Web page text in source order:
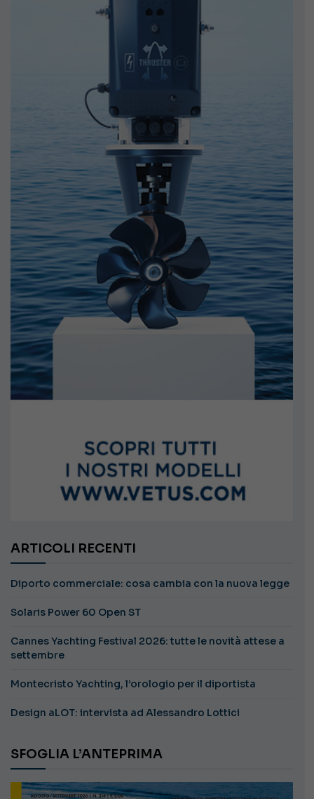
ARTICOLI RECENTI
Diporto commerciale: cosa cambia con la nuova legge
Solaris Power 60 Open ST
Cannes Yachting Festival 2026: tutte le novità attese a
settembre
Montecristo Yachting, l’orologio per il diportista
Design aLOT: intervista ad Alessandro Lottici
SFOGLIA L’ANTEPRIMA